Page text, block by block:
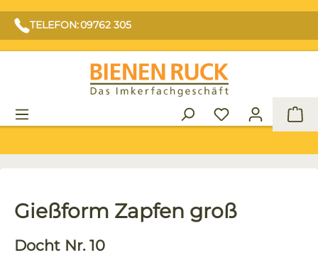
TELEFON: 09762 305
Gießform Zapfen groß
Docht Nr. 10